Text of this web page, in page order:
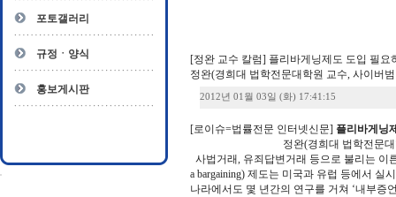
포토갤러리
규정ㆍ양식
홍보게시판
[정완 교수 칼럼] 플리바게닝제도 도입 필요
정완(경희대 법학전문대학원 교수, 사이버
2012년 01월 03일 (화) 17:41:15
[로이슈=법률전문 인터넷신문] 플리바게닝
정완(경희대 법학전문대학원
사법거래, 유죄답변거래 등으로 불리는 이
a bargaining) 제도는 미국과 유럽 등에서 실
나라에서도 몇 년간의 연구를 거쳐 ‘내부증